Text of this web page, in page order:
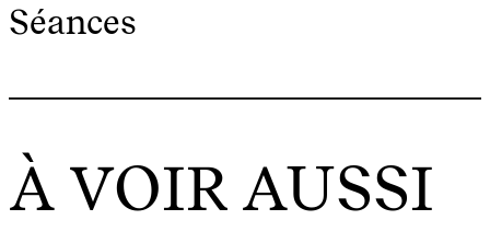
Séances
À VOIR AUSSI